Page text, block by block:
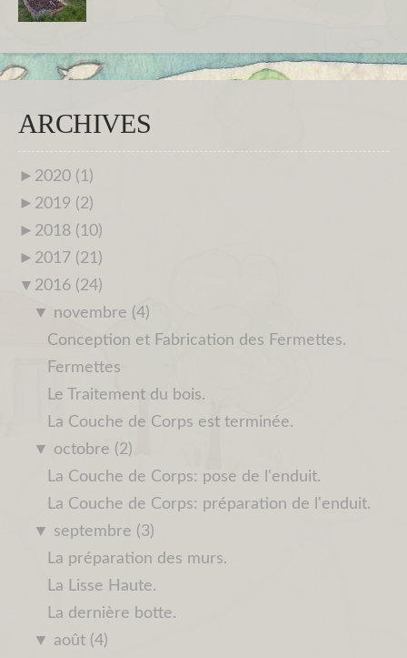
ARCHIVES
► 2020 (1)
► 2019 (2)
► 2018 (10)
► 2017 (21)
▼ 2016 (24)
▼ novembre (4)
Conception et Fabrication des Fermettes.
Fermettes
Le Traitement du bois.
La Couche de Corps est terminée.
▼ octobre (2)
La Couche de Corps: pose de l'enduit.
La Couche de Corps: préparation de l'enduit.
▼ septembre (3)
La préparation des murs.
La Lisse Haute.
La dernière botte.
▼ août (4)